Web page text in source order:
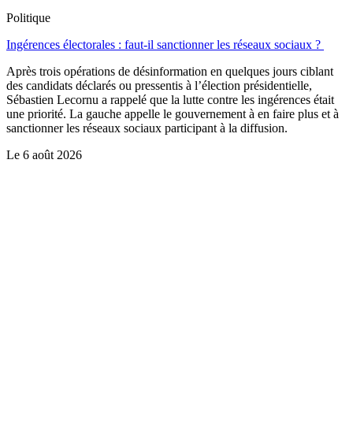
Politique
Ingérences électorales : faut-il sanctionner les réseaux sociaux ?
Après trois opérations de désinformation en quelques jours ciblant
des candidats déclarés ou pressentis à l’élection présidentielle,
Sébastien Lecornu a rappelé que la lutte contre les ingérences était
une priorité. La gauche appelle le gouvernement à en faire plus et à
sanctionner les réseaux sociaux participant à la diffusion.
Le 6 août 2026